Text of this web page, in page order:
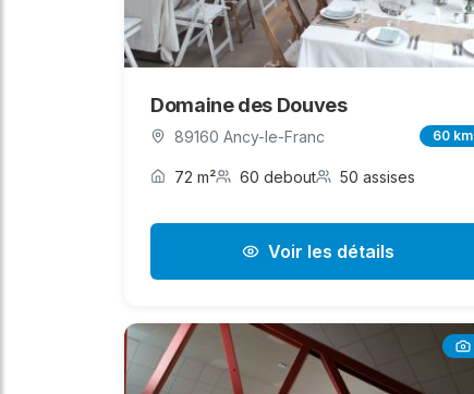
Domaine des Douves
89160 Ancy-le-Franc 60 km
72 m² 60 debout 50 assises
Voir les détails